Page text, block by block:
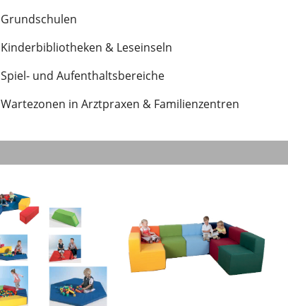
Grundschulen
Kinderbibliotheken & Leseinseln
Spiel- und Aufenthaltsbereiche
Wartezonen in Arztpraxen & Familienzentren